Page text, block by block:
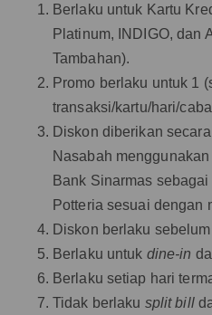
Berlaku untuk Kartu
Platinum, INDIGO, dan
Tambahan).
Promo berlaku untuk 1
transaksi/kartu/hari/
Diskon diberikan
Nasabah
Bank Sinarmas
Potteria sesuai dengan
Diskon berlaku
Berlaku untuk dine-in
Berlaku setiap hari
Tidak berlaku split bill